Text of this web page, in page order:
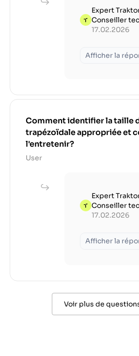
Expert
Conseiller
17.02.2026
Afficher la
Comment identifier la taille
trapézoïdale appropriée et
l'entretenir?
User
Expert
Conseiller
17.02.2026
Afficher la
Voir plus de